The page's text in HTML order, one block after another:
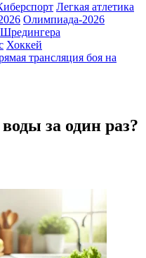
Легкая атлетика
Олимпиада-2026
Хоккей
трансляция боя на
за один раз?